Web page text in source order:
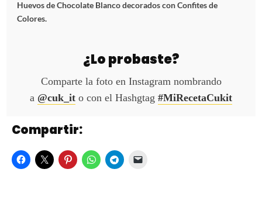
Huevos de Chocolate Blanco decorados con Confites de
Colores.
¿Lo probaste?
Comparte la foto en Instagram nombrando
a @cuk_it o con el Hashgtag #MiRecetaCukit
Compartir: